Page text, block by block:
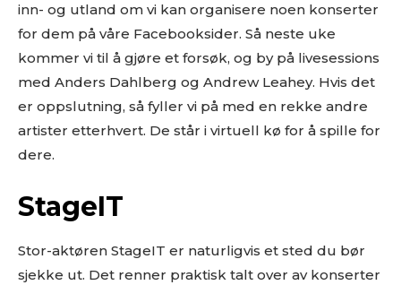
inn- og utland om vi kan organisere noen konserter
for dem på våre Facebooksider. Så neste uke
kommer vi til å gjøre et forsøk, og by på livesessions
med Anders Dahlberg og Andrew Leahey. Hvis det
er oppslutning, så fyller vi på med en rekke andre
artister etterhvert. De står i virtuell kø for å spille for
dere.
StageIT
Stor-aktøren StageIT er naturligvis et sted du bør
sjekke ut. Det renner praktisk talt over av konserter